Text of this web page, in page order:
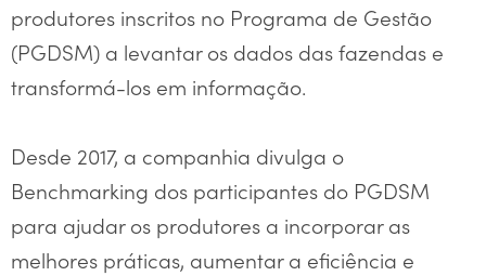
produtores inscritos no Programa de Gestão
(PGDSM) a levantar os dados das fazendas e
transformá-los em informação.
Desde 2017, a companhia divulga o
Benchmarking dos participantes do PGDSM
para ajudar os produtores a incorporar as
melhores práticas, aumentar a eficiência e